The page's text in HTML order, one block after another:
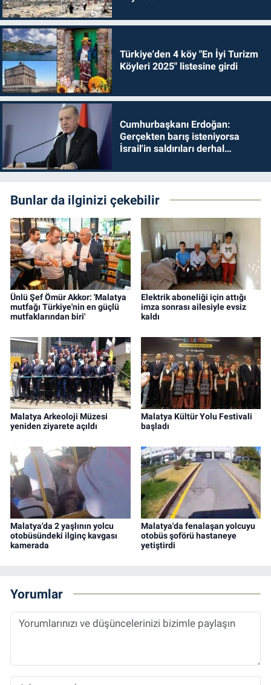
Türkiye'den 4 köy "En İyi Turizm
Köyleri 2025" listesine girdi
Cumhurbaşkanı Erdoğan:
Gerçekten barış isteniyorsa
İsrail'in saldırıları derhal
Bunlar da ilginizi çekebilir
Ünlü Şef Ömür Akkor: 'Malatya
mutfağı Türkiye'nin en güçlü
mutfaklarından biri'
Elektrik aboneliği için attığı
imza sonrası ailesiyle evsiz
kaldı
Malatya Arkeoloji Müzesi
yeniden ziyarete açıldı
Malatya Kültür Yolu Festivali
başladı
Malatya'da 2 yaşlının yolcu
otobüsündeki ilginç kavgası
kamerada
Malatya'da fenalaşan yolcuyu
otobüs şoförü hastaneye
yetiştirdi
Yorumlar